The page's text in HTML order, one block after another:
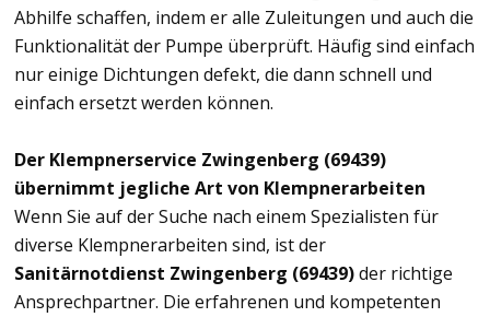
Abhilfe schaffen, indem er alle Zuleitungen und auch die
Funktionalität der Pumpe überprüft. Häufig sind einfach
nur einige Dichtungen defekt, die dann schnell und
einfach ersetzt werden können.
Der Klempnerservice Zwingenberg (69439)
übernimmt jegliche Art von Klempnerarbeiten
Wenn Sie auf der Suche nach einem Spezialisten für
diverse Klempnerarbeiten sind, ist der
Sanitärnotdienst Zwingenberg (69439)der richtige
Ansprechpartner. Die erfahrenen und kompetenten